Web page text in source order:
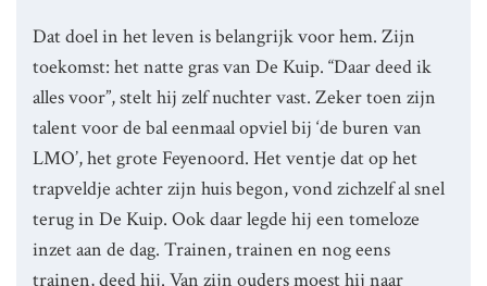
Dat doel in het leven is belangrijk voor hem. Zijn
toekomst: het natte gras van De Kuip. “Daar deed ik
alles voor”, stelt hij zelf nuchter vast. Zeker toen zijn
talent voor de bal eenmaal opviel bij ‘de buren van
LMO’, het grote Feyenoord. Het ventje dat op het
trapveldje achter zijn huis begon, vond zichzelf al snel
terug in De Kuip. Ook daar legde hij een tomeloze
inzet aan de dag. Trainen, trainen en nog eens
trainen, deed hij. Van zijn ouders moest hij naar